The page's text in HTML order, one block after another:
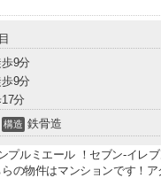
9分
9分
分
構造 鉄骨造
プルミエール ！セブン-イレ
の物件はマンションです！